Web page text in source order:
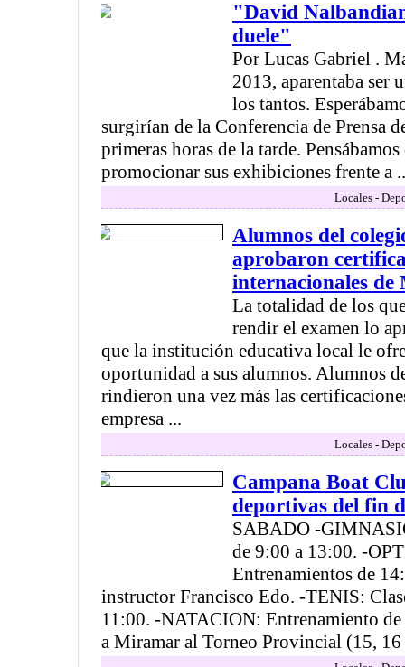
"David
duele"
Por Lucas Gabriel .
2013, aparentaba ser
los tantos.
surgirían de la Conferencia de Prensa
primeras horas de la tarde.
promocionar sus exhibiciones frente a
Locales -
Alumnos del
aprobaron
internacionales de
La totalidad de los
rendir el examen lo
que la institución educativa local le
oportunidad a sus alumnos. Alumnos
rindieron una vez más las
empresa ...
Locales -
Campana Boat
deportivas del fin
SABADO -
de 9:00 a 13:00. -
Entrenamientos de
instructor Francisco Edo. -TENIS:
11:00. -NATACION: Entrenamiento
a Miramar al Torneo Provincial (15, 16